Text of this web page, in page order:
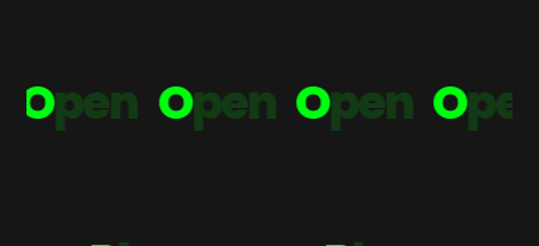
Open Open Open Ope